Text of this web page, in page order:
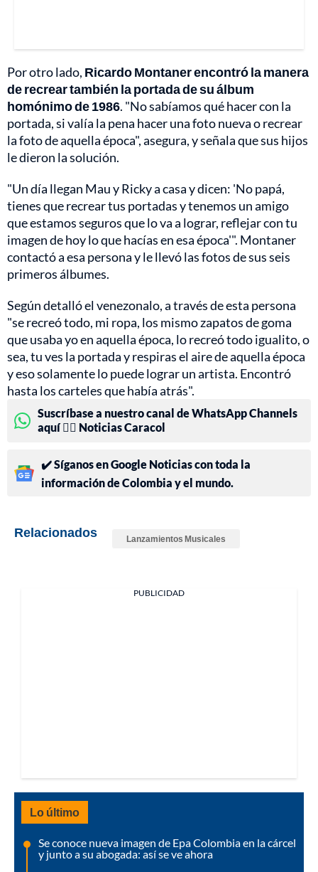
Por otro lado, Ricardo Montaner encontró la manera
de recrear también la portada de su álbum
homónimo de 1986. "No sabíamos qué hacer con la
portada, si valía la pena hacer una foto nueva o recrear
la foto de aquella época", asegura, y señala que sus hijos
le dieron la solución.
"Un día llegan Mau y Ricky a casa y dicen: 'No papá,
tienes que recrear tus portadas y tenemos un amigo
que estamos seguros que lo va a lograr, reflejar con tu
imagen de hoy lo que hacías en esa época'". Montaner
contactó a esa persona y le llevó las fotos de sus seis
primeros álbumes.
Según detalló el venezonalo, a través de esta persona
"se recreó todo, mi ropa, los mismo zapatos de goma
que usaba yo en aquella época, lo recreó todo igualito, o
sea, tu ves la portada y respiras el aire de aquella época
y eso solamente lo puede lograr un artista. Encontró
hasta los carteles que había atrás".
Suscríbase a nuestro canal de WhatsApp Channels
aquí 👉🏻 Noticias Caracol
✔️ Síganos en Google Noticias con toda la
información de Colombia y el mundo.
Relacionados Lanzamientos Musicales
PUBLICIDAD
Lo último
Se conoce nueva imagen de Epa Colombia en la cárcel
y junto a su abogada: así se ve ahora